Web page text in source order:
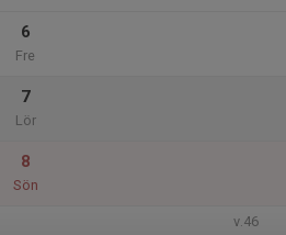
6
Fre
7
Lör
8
Sön
v.46